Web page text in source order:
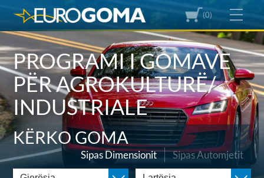
(0)
PROGRAMI I GOMAVE
PËR AGROKULTURË/
INDUSTRIALE
KËRKO GOMA
Sipas Dimensionit Sipas Automjetit